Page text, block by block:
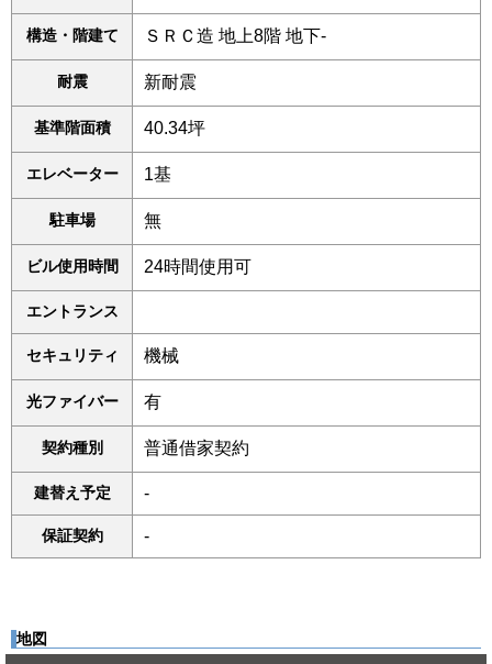
構造・階建て ＳＲＣ造 地上8階 地下-
耐震 新耐震
基準階面積 40.34坪
エレベーター 1基
駐車場 無
ビル使用時間 24時間使用可
エントランス
セキュリティ 機械
光ファイバー 有
契約種別 普通借家契約
建替え予定 -
保証契約 -
地図